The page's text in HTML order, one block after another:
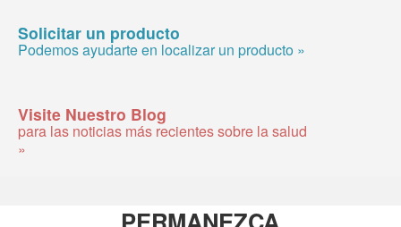
Solicitar un producto
Podemos ayudarte en localizar un producto »
Visite Nuestro Blog
para las noticias más recientes sobre la salud
»